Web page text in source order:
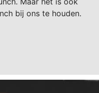
bij ons te houden.